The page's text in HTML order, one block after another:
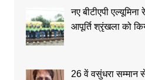
नए बीटीएपी
आपूर्ति श्रृंखला को
26 वें वसुंधरा सम्मान